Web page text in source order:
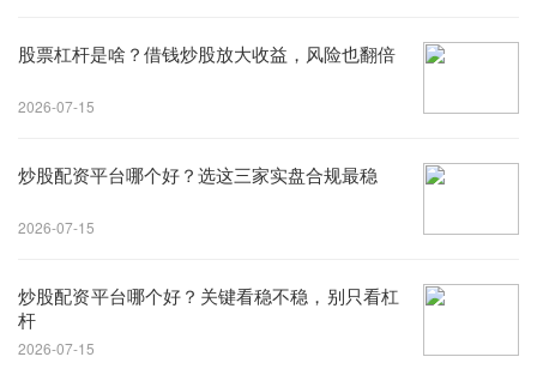
股票杠杆是啥？借钱炒股放大收益，风险也翻倍
2026-07-15
炒股配资平台哪个好？选这三家实盘合规最稳
2026-07-15
炒股配资平台哪个好？关键看稳不稳，别只看杠
杆
2026-07-15